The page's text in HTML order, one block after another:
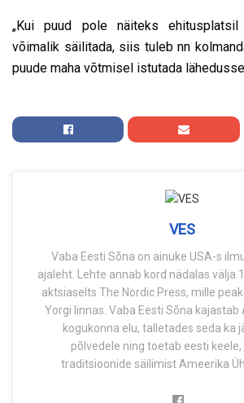
„Kui puud pole näiteks
võimalik säilitada, siis tuleb nn
puude maha võtmisel istutada
VES
Vaba Eesti Sõna on ainuke USA-s
ajaleht. Lehte annab kord nädalas välja
aktsiaselts The Nordic Press, mille
Yorgi linnas. Vaba Eesti Sõna
kogukonna elu, talletades seda ka
põlvedele ning toetab eesti keele,
traditsioonide säilimist Ameerika